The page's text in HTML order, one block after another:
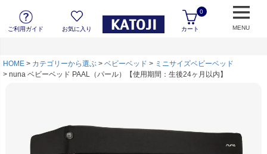
ご利用ガイド お気に入り カート
0
MENU
HOME カテゴリーから選ぶ ベビーベッド
ミニサイズベビーベッド
nuna ベビーベッド PAAL（パール）【使用期間：生後24ヶ月以内】